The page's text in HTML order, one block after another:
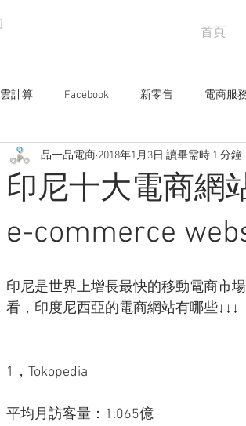
首頁
雲計算 Facebook 新零售 電商服
電子商務報告 阿里巴巴 電商物流
阿里巴巴 未來零售
印尼十大電商網
e-commerce
品一品電商 2018年1月3日 讀畢需時 1 分鐘
印尼是世界上增長最快的移動電商市
看，印度尼西亞的電商網站有哪些↓↓↓
1，Tokopedia
平均月訪客量：1.065億